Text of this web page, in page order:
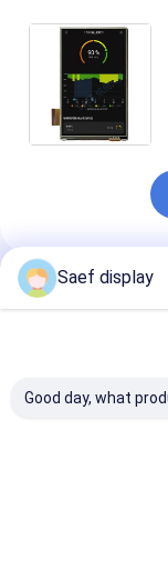
Συνιστώμενα
Saef display
Good day, what